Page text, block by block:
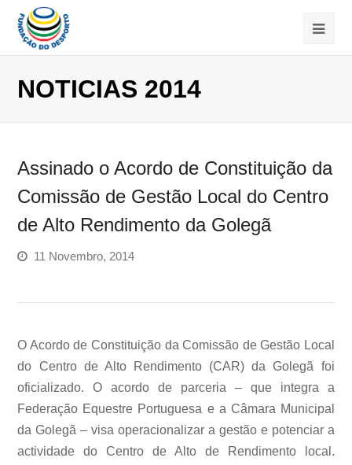
NOTICIAS 2014
Assinado o Acordo de Constituição da
Comissão de Gestão Local do Centro
de Alto Rendimento da Golegã
11 Novembro, 2014
O Acordo de Constituição da Comissão de Gestão Local
do Centro de Alto Rendimento (CAR) da Golegã foi
oficializado. O acordo de parceria – que integra a
Federação Equestre Portuguesa e a Câmara Municipal
da Golegã – visa operacionalizar a gestão e potenciar a
actividade do Centro de Alto de Rendimento local.